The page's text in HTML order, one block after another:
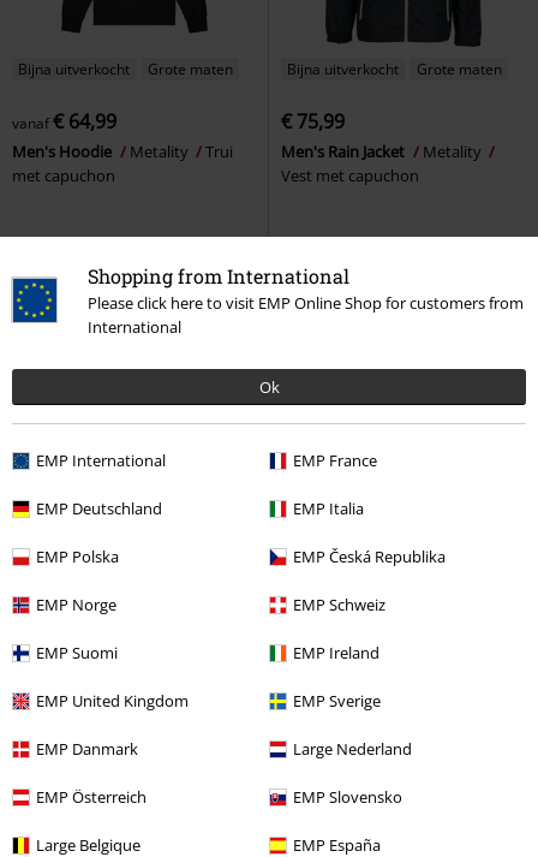
Shopping from International
Please click here to visit EMP Online Shop for customers from
International
Ok
EMP International EMP France
EMP Deutschland EMP Italia
EMP Polska EMP Česká Republika
EMP Norge EMP Schweiz
EMP Suomi EMP Ireland
EMP United Kingdom EMP Sverige
EMP Danmark Large Nederland
EMP Österreich EMP Slovensko
Large Belgique EMP España
Bijna uitverkocht Grote maten
vanaf€ 64,99
Men's Hoodie Metality
Trui
met capuchon
Bijna uitverkocht Grote maten
€ 75,99
Men's Rain Jacket
Metality
Vest met capuchon
Logo Metality Metality Zippo